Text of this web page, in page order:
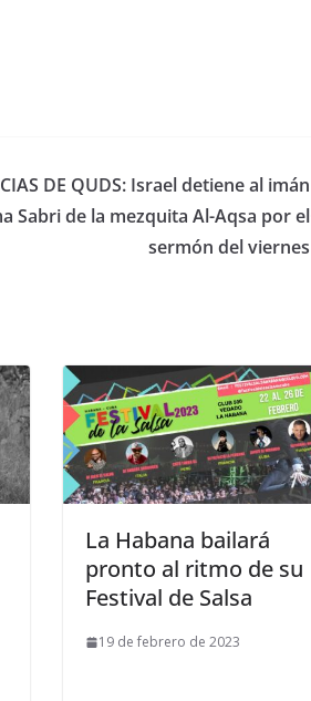
DE QUDS: Israel detiene al imán
Sabri de la mezquita Al-Aqsa por el
sermón del viernes
La Habana bailará
pronto al ritmo de su
Festival de Salsa
19 de febrero de 2023